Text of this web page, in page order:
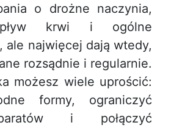
o drożne naczynia,
krwi i ogólne
ale najwięcej dają wtedy,
rozsądnie i regularnie.
możesz wiele uprościć:
formy, ograniczyć
i połączyć